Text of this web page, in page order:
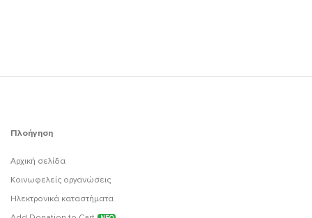
Πλοήγηση
Αρχική σελίδα
Κοινωφελείς οργανώσεις
Ηλεκτρονικά καταστήματα